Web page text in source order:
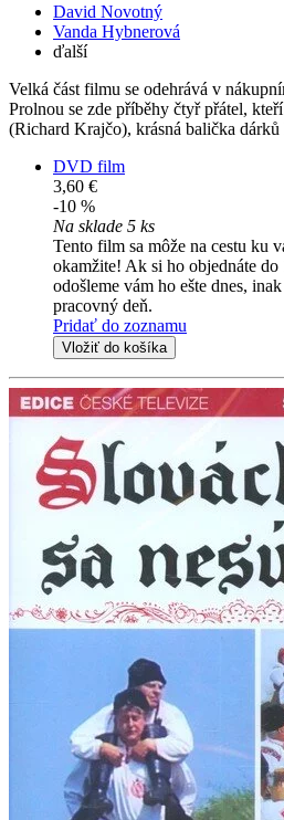
David Novotný
Vanda Hybnerová
ďalší
Velká část filmu se odehrává v
Prolnou se zde příběhy čtyř přátel,
(Richard Krajčo), krásná balička
DVD film
3,60 €
-10 %
Na sklade 5 ks
Tento film sa môže na cestu ku
okamžite! Ak si ho objednáte
odošleme vám ho ešte dnes,
pracovný deň.
Pridať do zoznamu
Vložiť do košíka